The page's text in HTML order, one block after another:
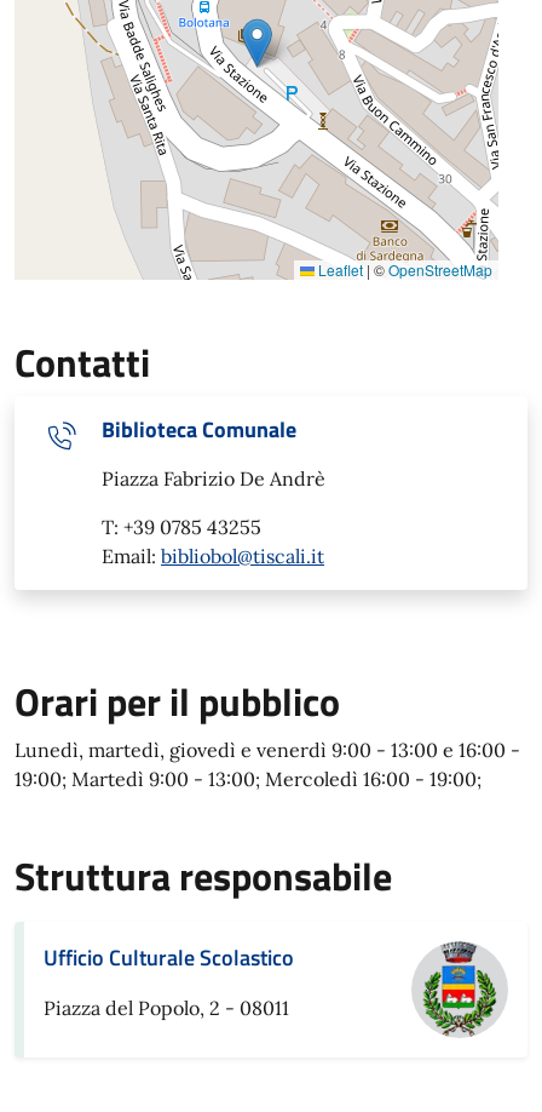
Leaflet | ©OpenStreetMap
Contatti
Biblioteca Comunale
Piazza Fabrizio De Andrè
T: +39 0785 43255
Email: bibliobol@tiscali.it
Orari per il pubblico
Lunedì, martedì, giovedì e venerdì 9:00 - 13:00 e 16:00 -
19:00; Martedì 9:00 - 13:00; Mercoledì 16:00 - 19:00;
Struttura responsabile
Ufficio Culturale Scolastico
Piazza del Popolo, 2 - 08011